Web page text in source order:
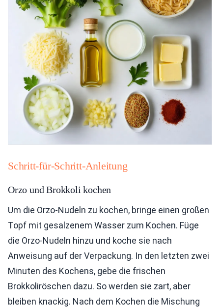
Schritt-für-Schritt-Anleitung
Orzo und Brokkoli kochen
Um die Orzo-Nudeln zu kochen, bringe einen großen
Topf mit gesalzenem Wasser zum Kochen. Füge
die Orzo-Nudeln hinzu und koche sie nach
Anweisung auf der Verpackung. In den letzten zwei
Minuten des Kochens, gebe die frischen
Brokkoliröschen dazu. So werden sie zart, aber
bleiben knackig. Nach dem Kochen die Mischung